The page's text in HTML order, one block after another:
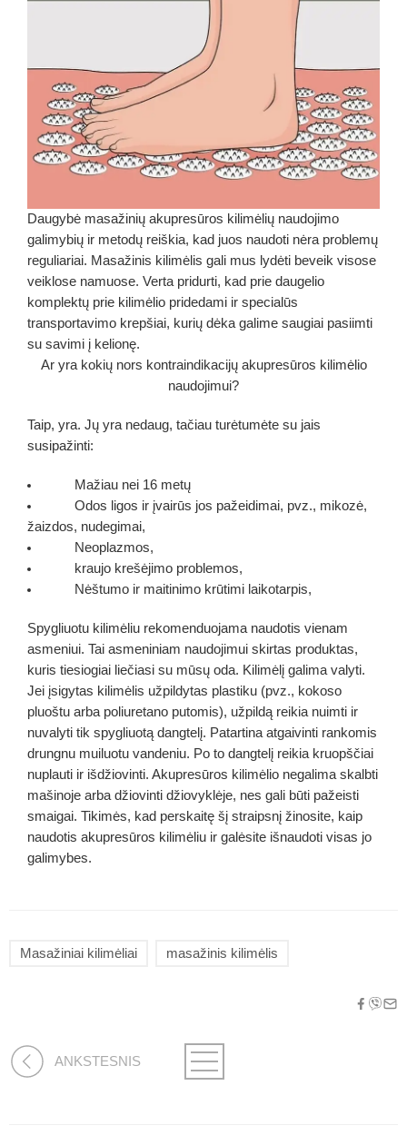
Daugybė masažinių akupresūros kilimėlių naudojimo
galimybių ir metodų reiškia, kad juos naudoti nėra problemų
reguliariai. Masažinis kilimėlis gali mus lydėti beveik visose
veiklose namuose. Verta pridurti, kad prie daugelio
komplektų prie kilimėlio pridedami ir specialūs
transportavimo krepšiai, kurių dėka galime saugiai pasiimti
su savimi į kelionę.
Ar yra kokių nors kontraindikacijų akupresūros kilimėlio
naudojimui?
Taip, yra. Jų yra nedaug, tačiau turėtumėte su jais
susipažinti:
Mažiau nei 16 metų
Odos ligos ir įvairūs jos pažeidimai, pvz., mikozė,
žaizdos, nudegimai,
Neoplazmos,
kraujo krešėjimo problemos,
Nėštumo ir maitinimo krūtimi laikotarpis,
Spygliuotu kilimėliu rekomenduojama naudotis vienam
asmeniui. Tai asmeniniam naudojimui skirtas produktas,
kuris tiesiogiai liečiasi su mūsų oda. Kilimėlį galima valyti.
Jei įsigytas kilimėlis užpildytas plastiku (pvz., kokoso
pluoštu arba poliuretano putomis), užpildą reikia nuimti ir
nuvalyti tik spygliuotą dangtelį. Patartina atgaivinti rankomis
drungnu muiluotu vandeniu. Po to dangtelį reikia kruopščiai
nuplauti ir išdžiovinti. Akupresūros kilimėlio negalima skalbti
mašinoje arba džiovinti džiovyklėje, nes gali būti pažeisti
smaigai. Tikimės, kad perskaitę šį straipsnį žinosite, kaip
naudotis akupresūros kilimėliu ir galėsite išnaudoti visas jo
galimybes.
Masažiniai kilimėliai masažinis kilimėlis
ANKSTESNIS